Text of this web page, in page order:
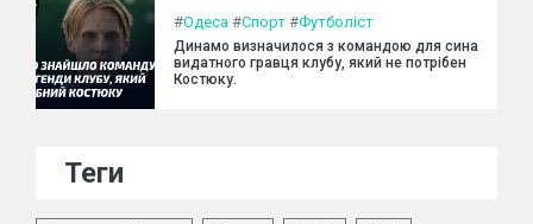
#Одеса #Спорт #Футболіст
Динамо визначилося з командою для сина
видатного гравця клубу, який не потрібен
Костюку.
Теги